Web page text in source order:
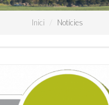
Inici Notícies